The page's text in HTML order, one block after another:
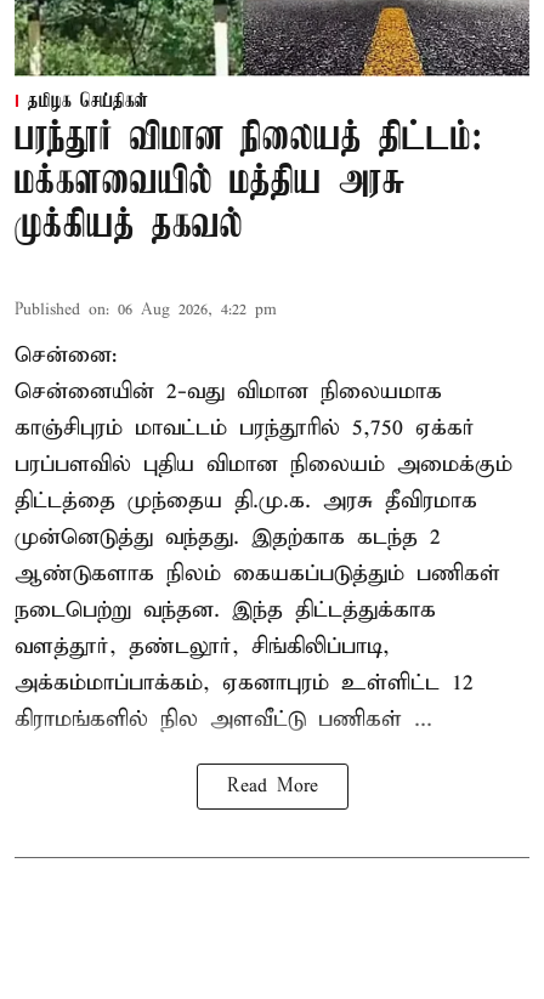
தமிழக செய்திகள்
பரந்தூர் விமான நிலையத் திட்டம்:
மக்களவையில் மத்திய அரசு
முக்கியத் தகவல்
Published on: 06 Aug 2026, 4:22 pm
சென்னை:
சென்னையின் 2-வது விமான நிலையமாக
காஞ்சிபுரம் மாவட்டம் பரந்தூரில் 5,750 ஏக்கர்
பரப்பளவில் புதிய விமான நிலையம் அமைக்கும்
திட்டத்தை முந்தைய தி.மு.க. அரசு தீவிரமாக
முன்னெடுத்து வந்தது. இதற்காக கடந்த 2
ஆண்டுகளாக நிலம் கையகப்படுத்தும் பணிகள்
நடைபெற்று வந்தன. இந்த திட்டத்துக்காக
வளத்தூர், தண்டலூர், சிங்கிலிப்பாடி,
அக்கம்மாப்பாக்கம், ஏகனாபுரம் உள்ளிட்ட 12
கிராமங்களில் நில அளவீட்டு பணிகள் ...
Read More